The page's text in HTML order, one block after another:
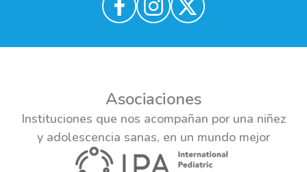
Asociaciones
Instituciones que nos acompañan por una niñez
y adolescencia sanas, en un mundo mejor